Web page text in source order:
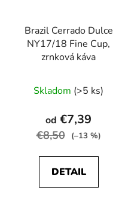
Brazil Cerrado Dulce
NY17/18 Fine Cup,
zrnková káva
hodnotenie
produktu
je
5
Skladom (>5 ks)
od €7,39
€8,50 (–13 %)
DETAIL